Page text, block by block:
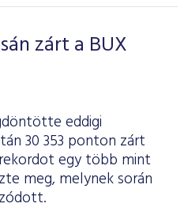
zárt a BUX
eddigi
30 353 ponton zárt
egy több mint
meg, melynek során